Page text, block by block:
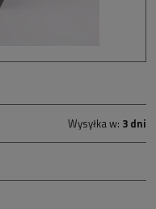
Wysyłka w: 3 dni